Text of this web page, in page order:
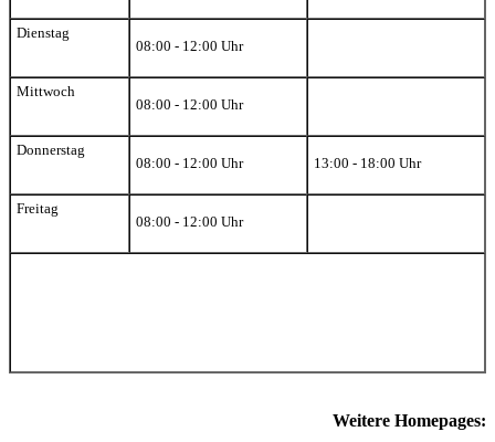
Dienstag
08:00 - 12:00 Uhr
Mittwoch
08:00 - 12:00 Uhr
Donnerstag
08:00 - 12:00 Uhr
13:00 - 18:00 Uhr
Freitag
08:00 - 12:00 Uhr
Weitere Homepages: